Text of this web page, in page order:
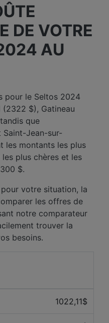
DE VOTRE
AU
pour le Seltos 2024
$), Gatineau
que
Saint-Jean-sur-
les montants les plus
plus chères et les
$.
votre situation, la
les offres de
notre comparateur
trouver la
besoins.
1022,11$